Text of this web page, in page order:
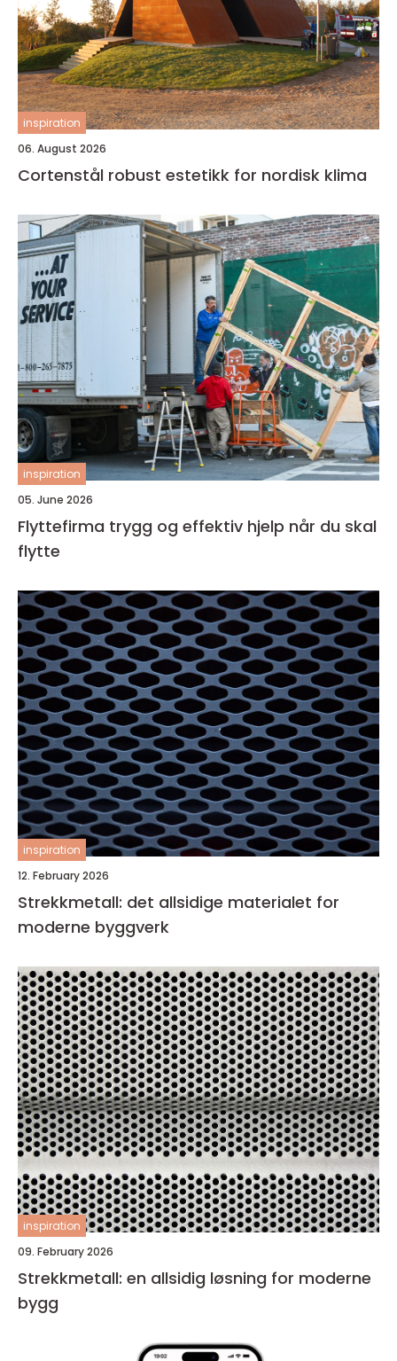
inspiration
06. August 2026
Cortenstål robust estetikk for nordisk klima
inspiration
05. June 2026
Flyttefirma trygg og effektiv hjelp når du skal
flytte
inspiration
12. February 2026
Strekkmetall: det allsidige materialet for
moderne byggverk
inspiration
09. February 2026
Strekkmetall: en allsidig løsning for moderne
bygg